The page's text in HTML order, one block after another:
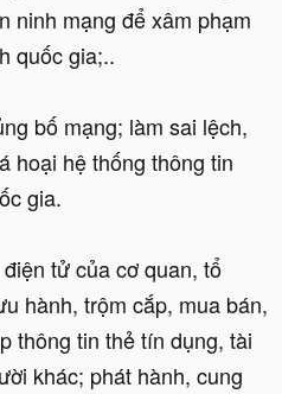
ninh mạng để xâm phạm
quốc gia;..
bố mạng; làm sai lệch,
hoại hệ thống thông tin
gia.
tử của cơ quan, tổ
hành, trộm cắp, mua bán,
thông tin thẻ tín dụng, tài
khác; phát hành, cung